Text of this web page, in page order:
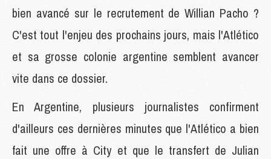
bien avancé sur le recrutement de Willian Pacho ?
C'est tout l'enjeu des prochains jours, mais l'Atlético
et sa grosse colonie argentine semblent avancer
vite dans ce dossier.
En Argentine, plusieurs journalistes confirment
d'ailleurs ces dernières minutes que l'Atlético a bien
fait une offre à City et que le transfert de Julian